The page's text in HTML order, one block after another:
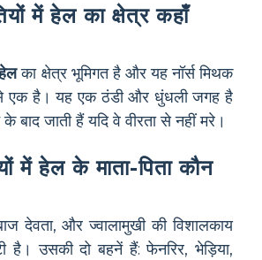
में हेल का क्षेत्र कहाँ
का क्षेत्र भूमिगत है और यह नॉर्स मिथक
एक है। यह एक ठंडी और धुंधली जगह है
बाद जाती हैं यदि वे वीरता से नहीं मरे।
में हेल के माता-पिता कौन
देवता, और ज्वालामुखी की विशालकाय
है। उसकी दो बहनें हैं: फेनरिर, भेड़िया,